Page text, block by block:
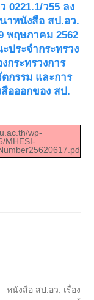
0221.1/ว55 ลง
าหนังสือ สป.อว.
พฤษภาคม 2562
ประจำกระทรวง
กระทรวงการ
กรรม และการ
อออกของ สป.
wp-
MHESI-
next
หนังสือ สป.อว. เรื่อง